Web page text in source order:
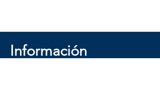
Información